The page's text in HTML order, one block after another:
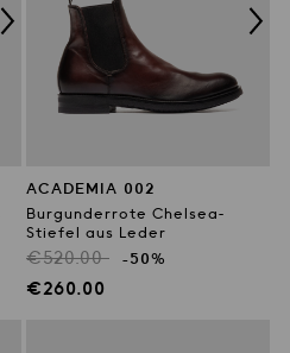
ACADEMIA 002
Burgunderrote Chelsea-
Stiefel aus Leder
Regulärer
Preis
€520.00 -50%
Verkaufspreis
€260.00